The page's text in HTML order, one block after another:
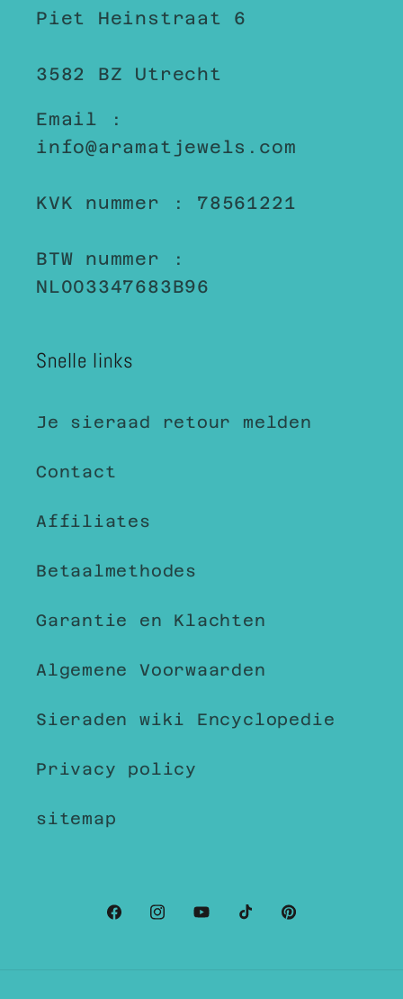
Piet Heinstraat 6
3582 BZ Utrecht
Email :
info@aramatjewels.com
KVK nummer : 78561221
BTW nummer :
NL003347683B96
Snelle links
Je sieraad retour melden
Contact
Affiliates
Betaalmethodes
Garantie en Klachten
Algemene Voorwaarden
Sieraden wiki Encyclopedie
Privacy policy
sitemap
Facebook
Instagram
YouTubeTikTokPinterest